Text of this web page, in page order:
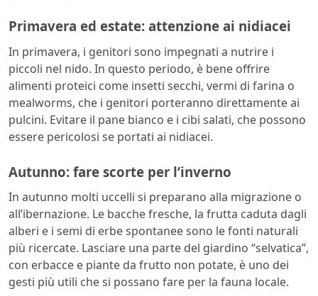
Primavera ed estate: attenzione ai nidiacei
In primavera, i genitori sono impegnati a nutrire i
piccoli nel nido. In questo periodo, è bene offrire
alimenti proteici come insetti secchi, vermi di farina o
mealworms, che i genitori porteranno direttamente ai
pulcini. Evitare il pane bianco e i cibi salati, che possono
essere pericolosi se portati ai nidiacei.
Autunno: fare scorte per l’inverno
In autunno molti uccelli si preparano alla migrazione o
all’ibernazione. Le bacche fresche, la frutta caduta dagli
alberi e i semi di erbe spontanee sono le fonti naturali
più ricercate. Lasciare una parte del giardino “selvatica”,
con erbacce e piante da frutto non potate, è uno dei
gesti più utili che si possano fare per la fauna locale.